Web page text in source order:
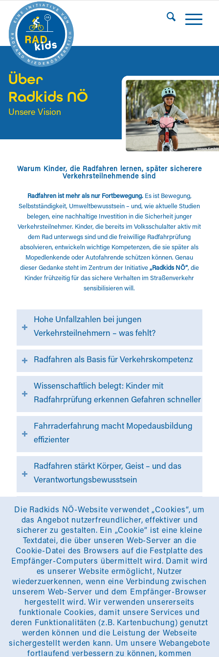
Über
Radkids NÖ
Unsere Vision
Warum Kinder, die Radfahren lernen, später sicherere
Verkehrsteilnehmende sind
Radfahren ist mehr als nur Fortbewegung.Es ist Bewegung,
Selbstständigkeit, Umweltbewusstsein – und, wie aktuelle Studien
belegen, eine nachhaltige Investition in die Sicherheit junger
Verkehrsteilnehmer. Kinder, die bereits im Volksschulalter aktiv mit
dem Rad unterwegs sind und die freiwillige Radfahrprüfung
absolvieren, entwickeln wichtige Kompetenzen, die sie später als
Mopedlenkende oder Autofahrende schützen können. Genau
dieser Gedanke steht im Zentrum der Initiative „Radkids NÖ“, die
Kinder frühzeitig für das sichere Verhalten im Straßenverkehr
sensibilisieren will.
Hohe Unfallzahlen bei jungen
Verkehrsteilnehmern – was fehlt?
Radfahren als Basis für Verkehrskompetenz
Wissenschaftlich belegt: Kinder mit
Radfahrprüfung erkennen Gefahren schneller
Fahrraderfahrung macht Mopedausbildung
effizienter
Radfahren stärkt Körper, Geist – und das
Verantwortungsbewusstsein
Radkids NÖ – Eine Initiative mit Weitblick
LUST AUF MEHR
Auf unserer Webseite finden Sie zahlreiche Anregungen,
praktische Tipps und Hintergrundwissen – ideal für alle, die Kinder
beim sicheren Radfahren unterstützen wollen.
Literatur Impressum Datenschutz Disclaimer
Die Radkids NÖ-Website verwendet „Cookies“, um
das Angebot nutzerfreundlicher, effektiver und
sicherer zu gestalten. Ein „Cookie“ ist eine kleine
Textdatei, die über unseren Web-Server an die
Cookie-Datei des Browsers auf die Festplatte des
Empfänger-Computers übermittelt wird. Damit wird
es unserer Website ermöglicht, Nutzer
wiederzuerkennen, wenn eine Verbindung zwischen
unserem Web-Server und dem Empfänger-Browser
hergestellt wird. Wir verwenden unsererseits
funktionale Cookies, damit unsere Services und
deren Funktionalitäten (z.B. Kartenbuchung) genutzt
werden können und die Leistung der Webseite
sichergestellt werden kann. Um unsere Webangebote
fortlaufend verbessern zu können, kommen